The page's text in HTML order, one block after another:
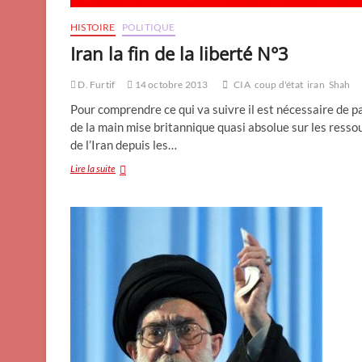
HISTOIRE POLITIQUE
Iran la fin de la liberté N°3
D. Furtif 14 octobre 2013 CIA coup d'état iran Shah
Pour comprendre ce qui va suivre il est nécessaire de
de la main mise britannique quasi absolue sur les
de l’Iran depuis les…
Lire la suiteIran
de